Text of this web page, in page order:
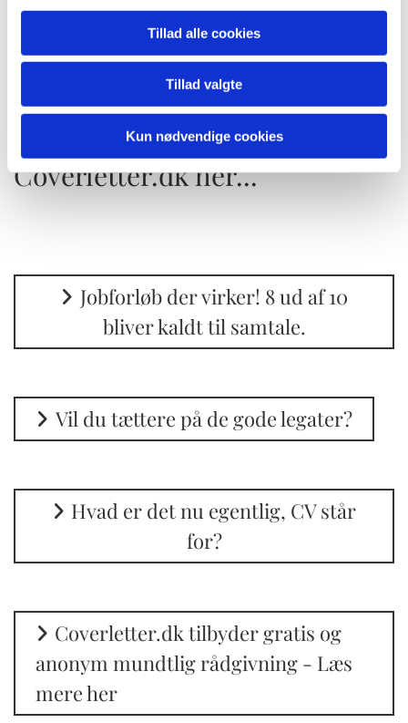
Tillad alle cookies
Tillad valgte
Kun nødvendige cookies
uundværlig ressource inden for
arbejdsløshedssikring og
beskæftigelsesrådgivning.
Læs nyheder om
Coverletter.dk her...
Jobforløb der virker! 8 ud af 10
bliver kaldt til samtale.
Vil du tættere på de gode legater?
Hvad er det nu egentlig, CV står
for?
Coverletter.dk tilbyder gratis og
anonym mundtlig rådgivning - Læs
mere her